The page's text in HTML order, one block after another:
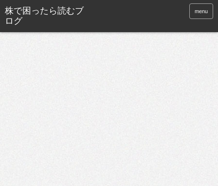
株で困ったら読むブ
ログ
menu